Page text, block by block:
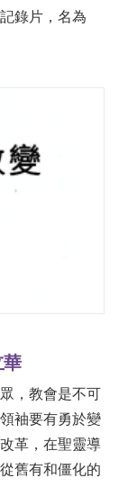
錄片，名為
，教會是不可
袖要有勇於變
革，在聖靈導
舊有和僵化的